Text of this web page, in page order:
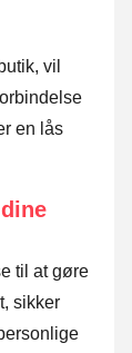
vil
en lås
til at gøre
sikker